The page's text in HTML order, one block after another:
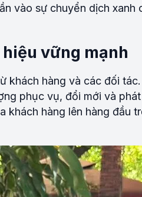
vào sự chuyển dịch xanh
vững mạnh
khách hàng và các đối
phục vụ, đổi mới và phát
khách hàng lên hàng đầu